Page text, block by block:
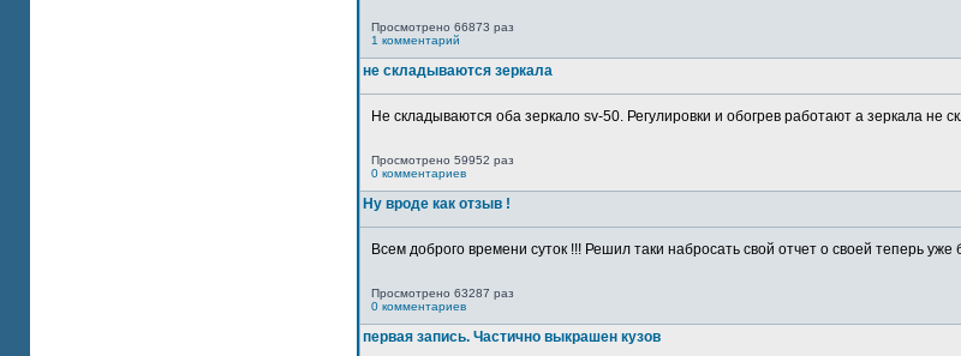
Просмотрено 66873 раз
1 комментарий
не складываются зеркала
Не складываются оба зеркало sv-50. Регулировки и обогрев работают а зеркала
Просмотрено 59952 раз
0 комментариев
Ну вроде как отзыв !
Всем доброго времени суток !!! Решил таки набросать свой отчет о своей теперь
Просмотрено 63287 раз
0 комментариев
первая запись. Частично выкрашен кузов